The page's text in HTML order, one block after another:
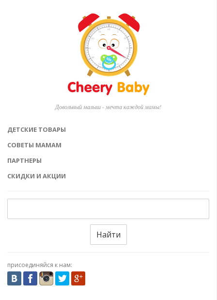
Довольный малыш - мечта каждой мамы!
ДЕТСКИЕ ТОВАРЫ
СОВЕТЫ МАМАМ
ПАРТНЕРЫ
СКИДКИ И АКЦИИ
Найти
присоединяйся к нам: